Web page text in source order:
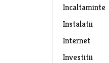
Incaltaminte
Instalatii
Internet
Investitii